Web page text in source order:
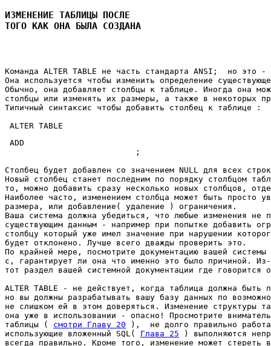
ИЗМЕНЕНИЕ ТАБЛИЦЫ ПОСЛЕ
ТОГО КАК ОНА БЫЛА СОЗДАНА
Команда ALTER TABLE не часть стандарта ANSI;  но это
Она используется чтобы изменить определение
Обычно, она добавляет столбцы к таблице. Иногда она
столбцы или изменять их размеры, а также в некоторых
Типичный синтаксис чтобы добавить столбец к таблице :
ALTER TABLE
ADD
;
Столбец будет добавлен со значением NULL для всех
Новый столбец станет последним по порядку столбцом
то, можно добавить сразу несколько новых столбцов,
Наиболее часто, изменением столбца может быть просто
размера, или добавление( удаление ) ограничения.
Ваша система должна убедиться, что любые изменения не
существующим данным - например при попытке добавить
столбцу который уже имел значение при нарушении
будет отклонено. Лучше всего дважды проверить это.
По крайней мере, посмотрите документацию вашей
с, гарантирует ли она что именно это было причиной. Из-
тот раздел вашей системной документации где
ALTER TABLE - не действует, когда таблица должна быть
но вы должны разрабатывать вашу базу данных по
не слишком ей в этом доверяться. Изменение структуры
она уже в использовании - опасно! Просмотрите
таблицы ( смотри Главу 20 ),  не долго правильно
использующие вложенный SQL( Глава 25 ) выполняются
всегда правильно. Кроме того, изменение может стереть